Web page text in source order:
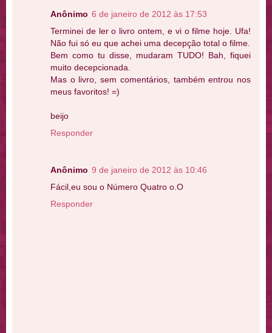
Anônimo 6 de janeiro de 2012 às 17:53
Terminei de ler o livro ontem, e vi o filme hoje. Ufa!
Não fui só eu que achei uma decepção total o filme.
Bem como tu disse, mudaram TUDO! Bah, fiquei
muito decepcionada.
Mas o livro, sem comentários, também entrou nos
meus favoritos! =)
beijo
Responder
Anônimo 9 de janeiro de 2012 às 10:46
Fácil,eu sou o Número Quatro o.O
Responder